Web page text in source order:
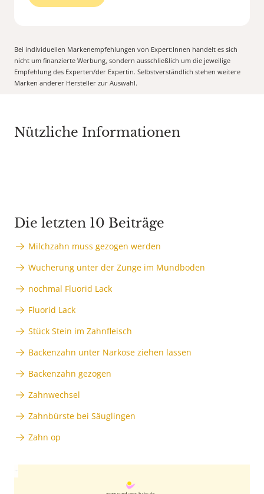
Bei individuellen Markenempfehlungen von Expert:Innen handelt es sich
nicht um finanzierte Werbung, sondern ausschließlich um die jeweilige
Empfehlung des Experten/der Expertin. Selbstverständlich stehen weitere
Marken anderer Hersteller zur Auswahl.
Nützliche Informationen
Die letzten 10 Beiträge
Milchzahn muss gezogen werden
Wucherung unter der Zunge im Mundboden
nochmal Fluorid Lack
Fluorid Lack
Stück Stein im Zahnfleisch
Backenzahn unter Narkose ziehen lassen
Backenzahn gezogen
Zahnwechsel
Zahnbürste bei Säuglingen
Zahn op